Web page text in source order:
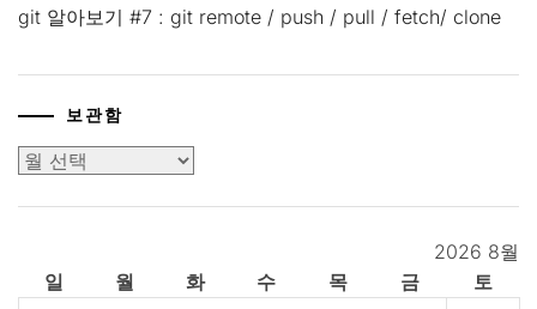
git 알아보기 #7 : git remote / push / pull / fetch/ clone
보관함
보
2026 8월
일
월 화 수 목 금
토